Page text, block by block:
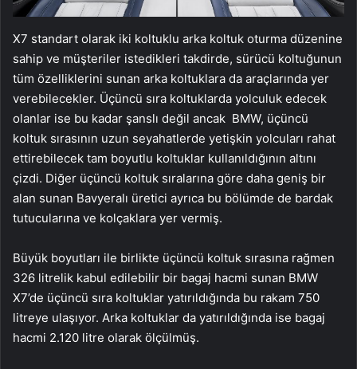
X7 standart olarak iki koltuklu arka koltuk oturma düzenine
sahip ve müşteriler istedikleri takdirde, sürücü koltuğunun
tüm özelliklerini sunan arka koltuklara da araçlarında yer
verebilecekler. Üçüncü sıra koltuklarda yolculuk edecek
olanlar ise bu kadar şanslı değil ancak BMW, üçüncü
koltuk sırasının uzun seyahatlerde yetişkin yolcuları rahat
ettirebilecek tam boyutlu koltuklar kullanıldığının altını
çizdi. Diğer üçüncü koltuk sıralarına göre daha geniş bir
alan sunan Bavyeralı üretici ayrıca bu bölümde de bardak
tutucularına ve kolçaklara yer vermiş.
Büyük boyutları ile birlikte üçüncü koltuk sırasına rağmen
326 litrelik kabul edilebilir bir bagaj hacmi sunan BMW
X7’de üçüncü sıra koltuklar yatırıldığında bu rakam 750
litreye ulaşıyor. Arka koltuklar da yatırıldığında ise bagaj
hacmi 2.120 litre olarak ölçülmüş.